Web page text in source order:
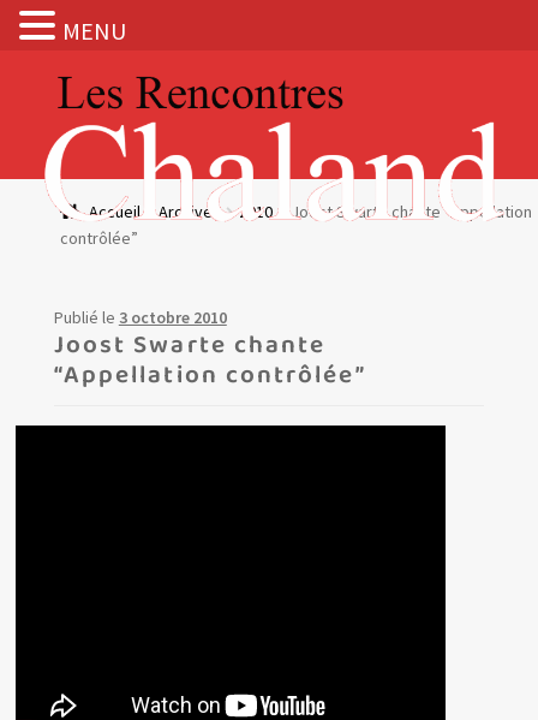
navigation
contenu
Actualités
Expositions
Les Rencontres Chaland
Accueil Archives 2010
Joost Swarte chante “Appellation
contrôlée”
Publié le 3 octobre 2010
Joost Swarte chante
“Appellation contrôlée”
MENU